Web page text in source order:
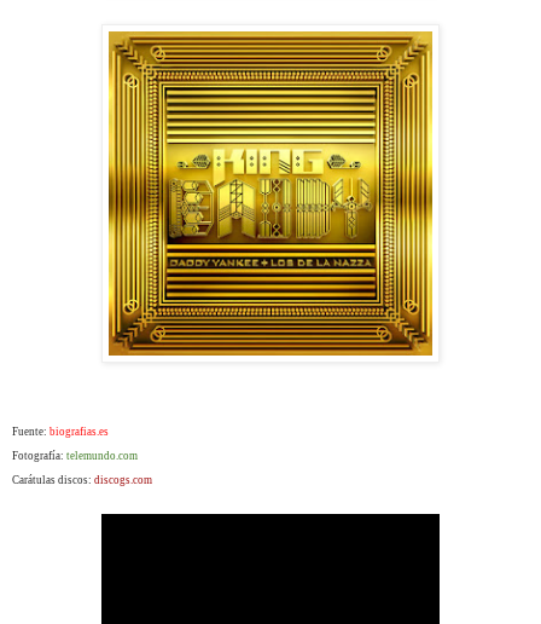
Fuente: biografias.es
Fotografía: telemundo.com
Carátulas discos: discogs.com